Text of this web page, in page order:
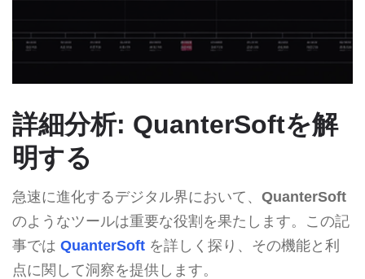
詳細分析: QuanterSoftを解
明する
急速に進化するデジタル界において、 QuanterSoft
のようなツールは重要な役割を果たします。この記
事では QuanterSoft を詳しく探り、その機能と利
点に関して洞察を提供します。